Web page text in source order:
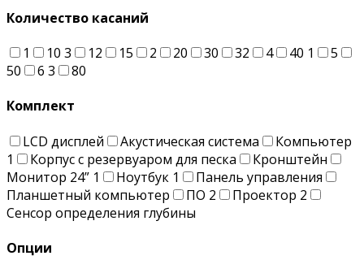
Количество касаний
1
10 3 12 15 2 20 30 32 4 40 1
5
50
6 3
80
Комплект
LCD дисплей
Акустическая система
Компьютер
1
Корпус с резервуаром для песка
Кронштейн
Монитор 24” 1 Ноутбук 1
Панель управления
Планшетный компьютер
ПО 2 Проектор 2
Сенсор определения глубины
Опции